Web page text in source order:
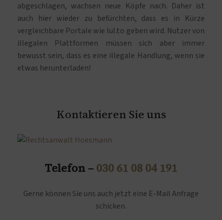
abgeschlagen, wachsen neue Köpfe nach. Daher ist
auch hier wieder zu befürchten, dass es in Kürze
vergleichbare Portale wie lul.to geben wird. Nutzer von
illegalen Plattformen müssen sich aber immer
bewusst sein, dass es eine illegale Handlung, wenn sie
etwas herunterladen!
Kontaktieren Sie uns
Telefon – 030 61 08 04 191
Gerne können Sie uns auch jetzt eine E-Mail Anfrage
schicken.